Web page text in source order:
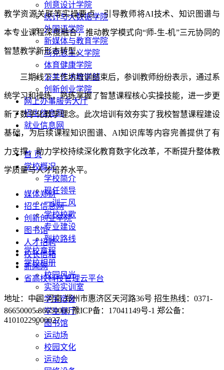
创意设计学院
统计与大数据学院
外国语学院
新媒体与教育学院
马克思主义学院
体育健康学院
公共艺术教学部
创新创业学院
网上办事服务大厅
招生信息网
就业信息网
首 页
学校概况
学校简介
现任领导
一训三风
学校校歌
专业建设
到校路线
学校章程
学校相册
校园风光
实验实训室
学生宿舍
学生餐厅
图书馆
运动场
校园文化
运动会
教学资源关联等实操要点，引导教师将AI技术、知识图谱与
本专业课程深度融合，推动教学模式向“师-生-机”三元协同的
智慧教学新形态转型。
三期线下工作坊培训结束后，参训教师纷纷表示，通过系
统学习和操练，熟练掌握了智慧课程核心实操技能，进一步更
新了数字化教学理念。此次培训有效夯实了我校智慧课程建设
基础，为后续课程知识图谱、AI知识库等内容完善提供了有
力支撑，助力学校持续深化教育数字化改革，不断提升整体教
学质量与人才培养水平。
媒体郑财
招生信息网
创新创业学院
图书馆
人才招聘
校长信箱
新闻网
省高校科技管理云平台
地址：中国.河南.郑州市惠济区天河路36号 招生热线：0371-
86650005 86650006 豫ICP备：17041149号-1 郑公备：
41010229000027